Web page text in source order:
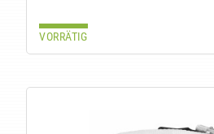
VORRÄTIG